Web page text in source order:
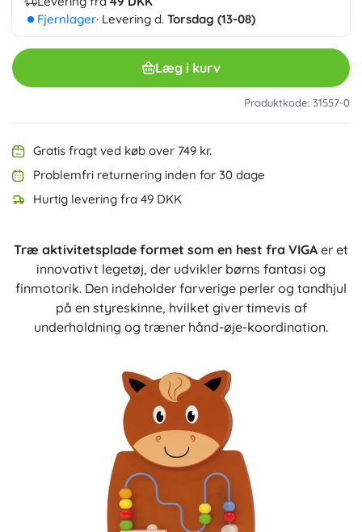
Fjernlager· Levering d. Torsdag (13-08)
Læg i kurv
Produktkode: 31557-0
Gratis fragt ved køb over 749 kr.
Problemfri returnering inden for 30 dage
Hurtig levering fra 49 DKK
Træ aktivitetsplade formet som en hest fra VIGA er et
innovativt legetøj, der udvikler børns fantasi og
finmotorik. Den indeholder farverige perler og tandhjul
på en styreskinne, hvilket giver timevis af
underholdning og træner hånd-øje-koordination.